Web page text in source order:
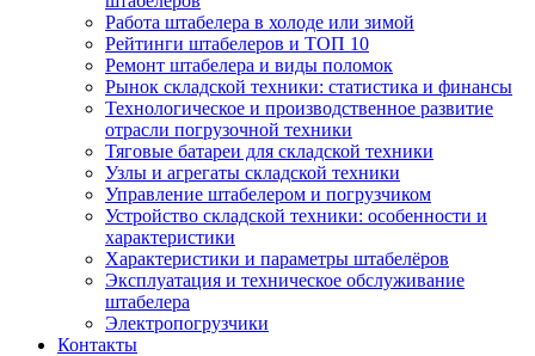
Работа штабелера в холоде или зимой
Рейтинги штабелеров и ТОП 10
Ремонт штабелера и виды поломок
Рынок складской техники: статистика и финансы
Технологическое и производственное развитие
отрасли погрузочной техники
Тяговые батареи для складской техники
Узлы и агрегаты складской техники
Управление штабелером и погрузчиком
Устройство складской техники: особенности и
характеристики
Характеристики и параметры штабелёров
Эксплуатация и техническое обслуживание
штабелера
Электропогрузчики
Контакты